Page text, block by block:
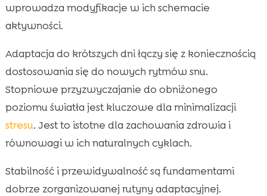
wprowadza modyfikacje w ich schemacie
aktywności.
Adaptacja do krótszych dni łączy się z koniecznością
dostosowania się do nowych rytmów snu.
Stopniowe przyzwyczajanie do obniżonego
poziomu światła jest kluczowe dla minimalizacji
stresu. Jest to istotne dla zachowania zdrowia i
równowagi w ich naturalnych cyklach.
Stabilność i przewidywalność są fundamentami
dobrze zorganizowanej rutyny adaptacyjnej.